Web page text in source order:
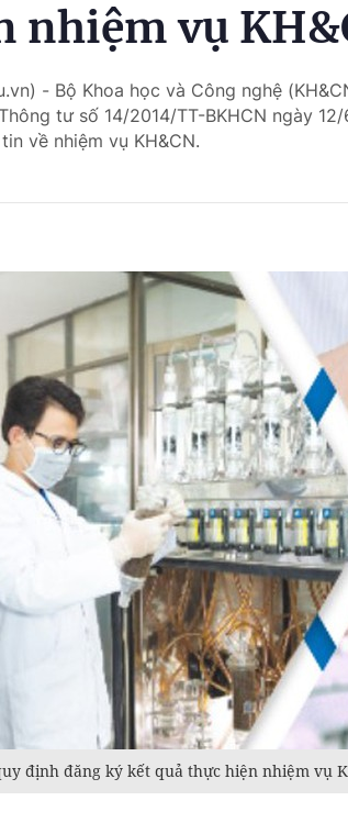
nhiệm vụ
- Bộ Khoa học và Công nghệ
tư số 14/2014/TT-BKHCN ngày
về nhiệm vụ KH&CN.
định đăng ký kết quả thực hiện nhiệm vụ